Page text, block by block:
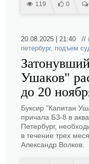
119 0
20.08.2025 | 21:40 //
петербург, подъем
Ушаков"
до 20
Буксир "Капитан
причала БЗ-8 в
Петербург,
в течение трех
Александр Волков.